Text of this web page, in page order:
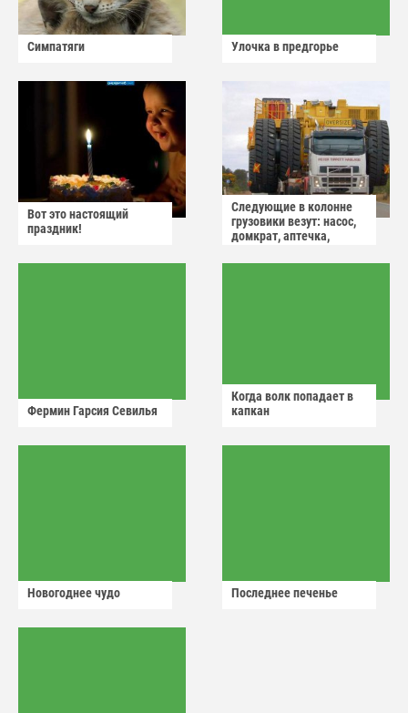
Симпатяги Улочка в предгорье
Вот это настоящий
праздник!
Следующие в колонне
грузовики везут: насос,
домкрат, аптечка,
Фермин Гарсия Севилья
Когда волк попадает в
капкан
Новогоднее чудо Последнее печенье